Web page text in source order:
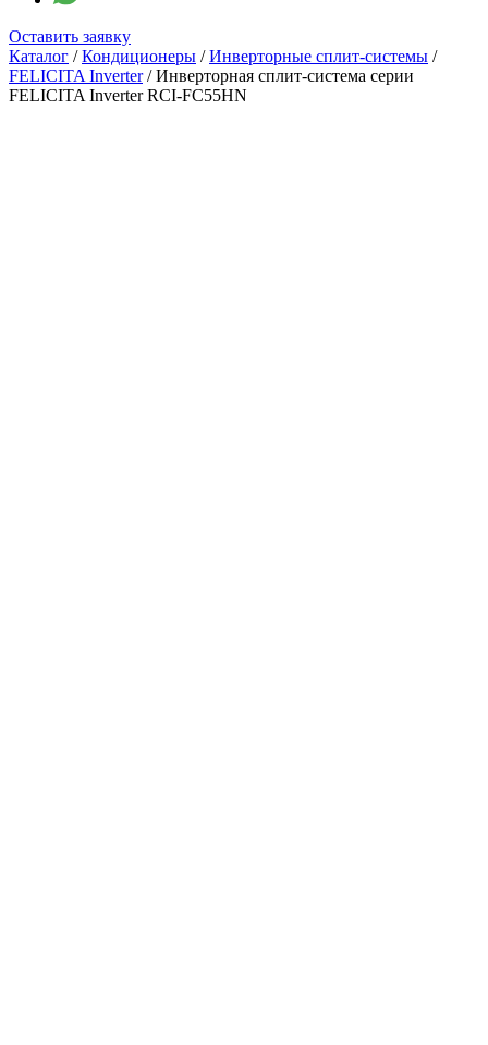
Оставить заявку
Каталог /Кондиционеры /Инверторные сплит-системы /
FELICITA Inverter/Инверторная сплит-система серии
FELICITA Inverter RCI-FC55HN